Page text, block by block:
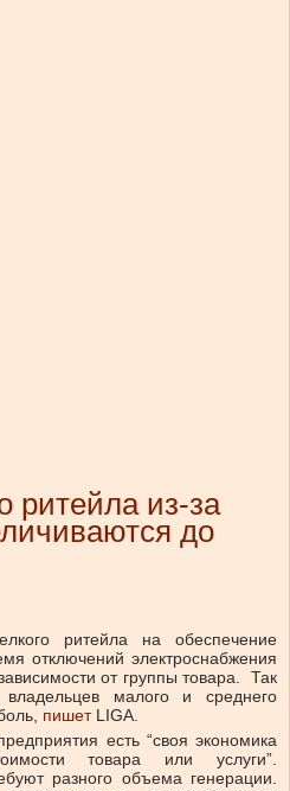
ритейла из-за
до
ритейла на обеспечение
отключений электроснабжения
от группы товара. Так
владельцев малого и среднего
пишетLIGA.
есть “своя экономика
товара или услуги”.
разного объема генерации.